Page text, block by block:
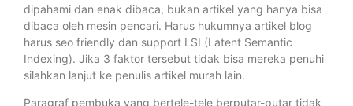
dipahami dan enak dibaca, bukan artikel yang hanya bisa
dibaca oleh mesin pencari. Harus hukumnya artikel blog
harus seo friendly dan support LSI (Latent Semantic
Indexing). Jika 3 faktor tersebut tidak bisa mereka penuhi
silahkan lanjut ke penulis artikel murah lain.
Paragraf pembuka yang bertele-tele berputar-putar tidak